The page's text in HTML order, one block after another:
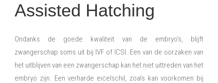
Assisted Hatching
Ondanks de goede kwaliteit van de embryo's, blijft
zwangerschap soms uit bij IVF of ICSI. Een van de oorzaken van
het uitblijven van een zwangerschap kan het niet uittreden van het
embryo zijn. Een verharde eicelschil, zoals kan voorkomen bij